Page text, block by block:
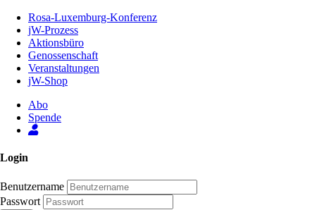
Inhalt
Seite
Rosa-Luxemburg-Konferenz
jW-Prozess
Aktionsbüro
Genossenschaft
Veranstaltungen
jW-Shop
Abo
Spende
Login
Benutzername
Passwort